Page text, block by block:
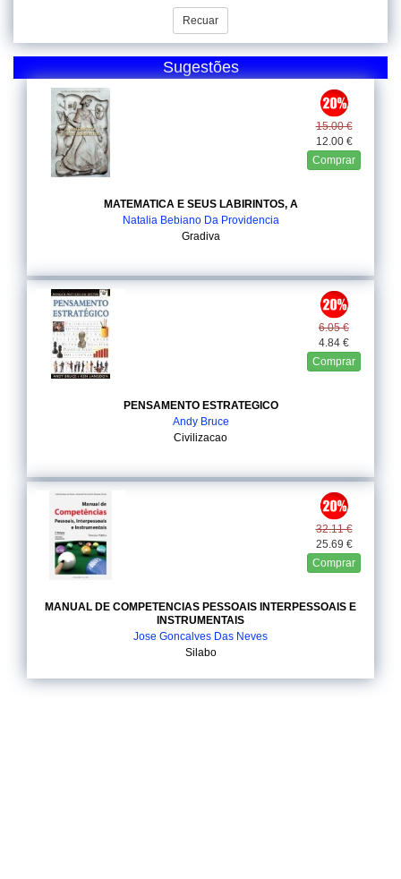
Recuar
Sugestões
15.00 €
12.00 €
Comprar
MATEMATICA E SEUS LABIRINTOS, A
Natalia Bebiano Da Providencia
Gradiva
6.05 €
4.84 €
Comprar
PENSAMENTO ESTRATEGICO
Andy Bruce
Civilizacao
32.11 €
25.69 €
Comprar
MANUAL DE COMPETENCIAS PESSOAIS INTERPESSOAIS E
INSTRUMENTAIS
Jose Goncalves Das Neves
Silabo